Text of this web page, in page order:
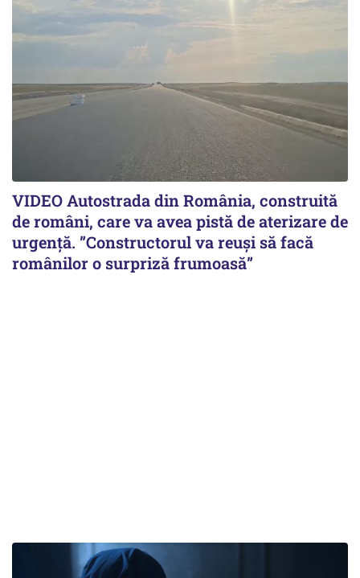
VIDEO Autostrada din România, construită
de români, care va avea pistă de aterizare de
urgență. ”Constructorul va reuși să facă
românilor o surpriză frumoasă”